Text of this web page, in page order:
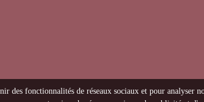
des fonctionnalités de réseaux sociaux et pour analyser